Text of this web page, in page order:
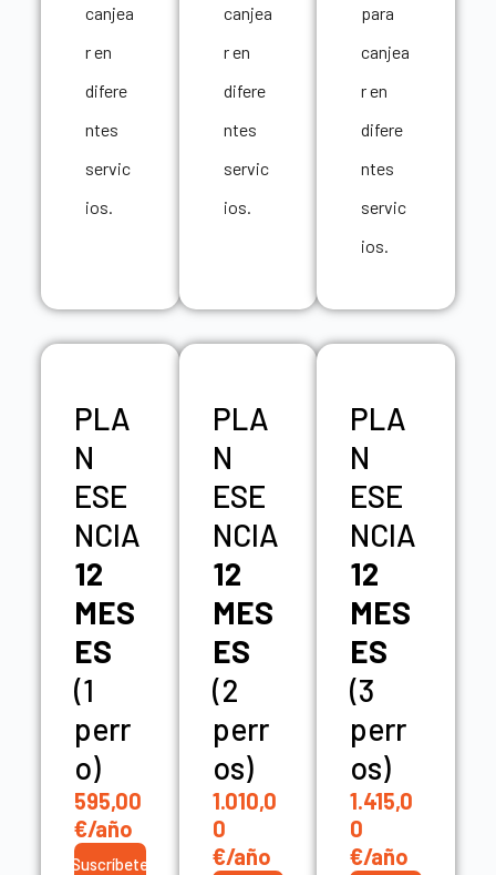
canjea
r en
difere
ntes
servic
ios.
canjea
r en
difere
ntes
servic
ios.
para
canjea
r en
difere
ntes
servic
ios.
PLA
N
ESE
NCIA
12
MES
ES
(1
perr
o)
595,00
€/año
Suscríbete
PLA
N
ESE
NCIA
12
MES
ES
(2
perr
os)
1.010,0
0
€/año
PLA
N
ESE
NCIA
12
MES
ES
(3
perr
os)
1.415,0
0
€/año